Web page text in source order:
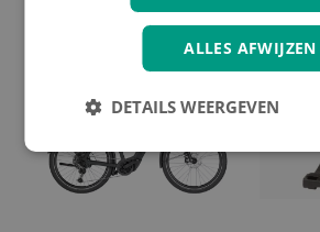
ALLES AFWIJZEN
DETAILS WEERGEVEN